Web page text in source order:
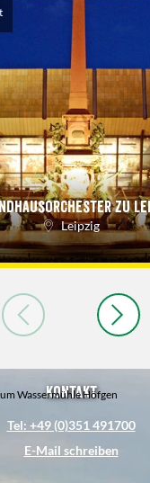
zu
Leipzig
Wassermühle Höfgen
Kontakt
Tel: +49 (0)351 491700
E-Mail schreiben